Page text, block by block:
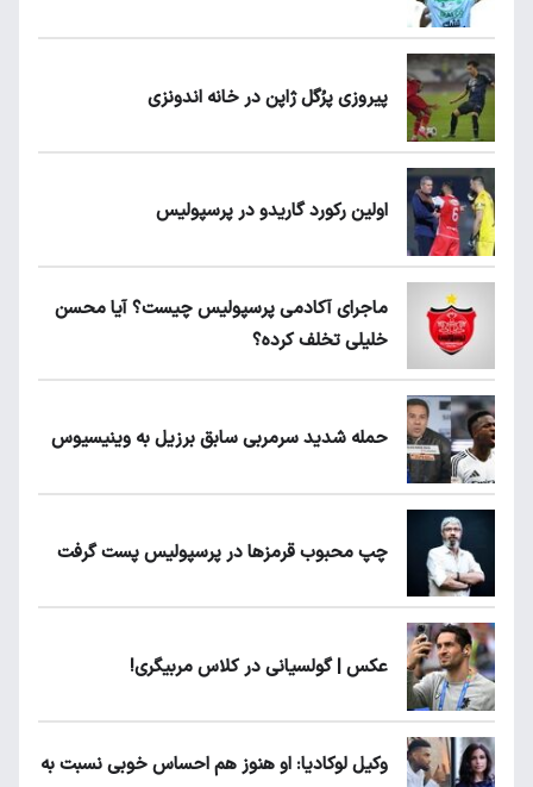
پیروزی پرُگل ژاپن در خانه اندونزی
اولین رکورد گاریدو در پرسپولیس
ماجرای آکادمی پرسپولیس چیست؟ آیا محسن
خلیلی تخلف کرده؟
حمله شدید سرمربی سابق برزیل به وینیسیوس
چپ محبوب قرمزها در پرسپولیس پست گرفت
عکس | گولسیانی در کلاس مربیگری!
وکیل لوکادیا: او هنوز هم احساس خوبی نسبت به